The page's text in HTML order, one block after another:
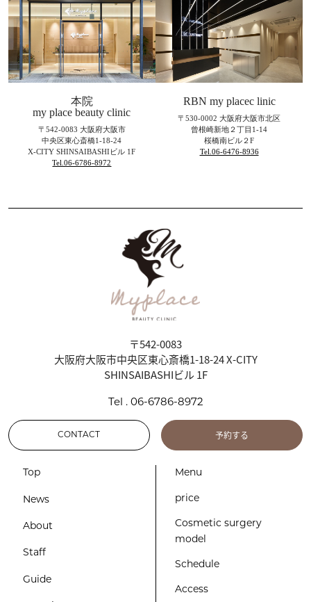
本院
my place beauty clinic
〒542-0083 大阪府大阪市
中央区東心斎橋1-18-24
X-CITY SHINSAIBASHIビル 1F
Tel.06-6786-8972
RBN my placec linic
〒530-0002 大阪府大阪市北区
曾根崎新地２丁目1-14
桜橋南ビル２F
Tel.06-6476-8936
〒542-0083
大阪府大阪市中央区東心斎橋1-18-24 X-CITY
SHINSAIBASHIビル 1F
Tel . 06-6786-8972
CONTACT 予約する
Top
News
About
Staff
Guide
Menu
price
Cosmetic surgery
model
Schedule
Access